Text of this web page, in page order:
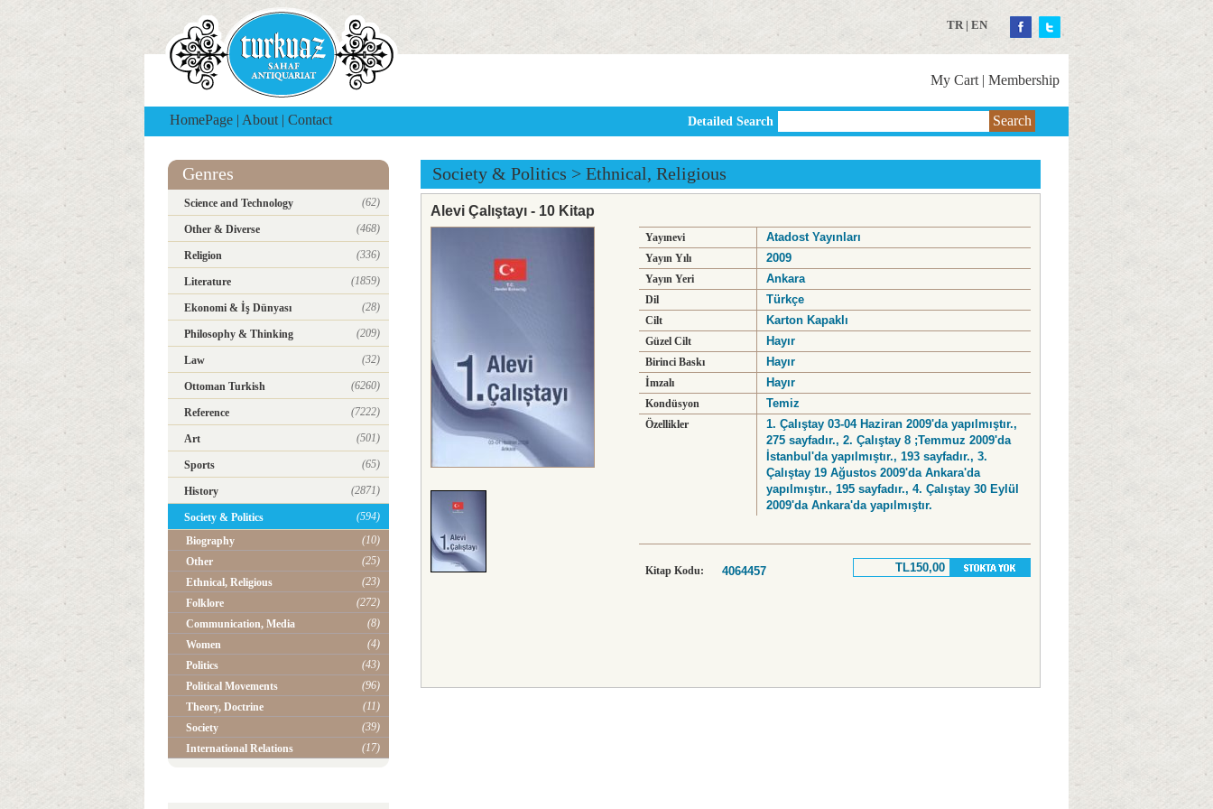
TR| EN
My Cart | Membership
HomePage | About | Contact Detailed Search Search
Genres
Science and Technology (62)
Other & Diverse (468)
Religion (336)
Literature (1859)
Ekonomi & İş Dünyası (28)
Philosophy & Thinking (209)
Law (32)
Ottoman Turkish (6260)
Reference (7222)
Art (501)
Sports (65)
History (2871)
Society & Politics
(594)
Biography
(10)
Other
(25)
Ethnical, Religious
(23)
Folklore
(272)
Communication, Media
(8)
Women
(4)
Politics
(43)
Political Movements
(96)
Theory, Doctrine
(11)
Society
(39)
International Relations
(17)
Society & Politics > Ethnical, Religious
Alevi Çalıştayı - 10 Kitap
Yayınevi Atadost Yayınları
Yayın Yılı 2009
Yayın Yeri Ankara
Dil Türkçe
Cilt Karton Kapaklı
Güzel Cilt Hayır
Birinci Baskı Hayır
İmzalı Hayır
Kondüsyon Temiz
Özellikler
1. Çalıştay 03-04 Haziran 2009'da yapılmıştır.,
275 sayfadır., 2. Çalıştay 8 ;Temmuz 2009'da
İstanbul'da yapılmıştır., 193 sayfadır., 3.
Çalıştay 19 Ağustos 2009'da Ankara'da
yapılmıştır., 195 sayfadır., 4. Çalıştay 30 Eylül
2009'da Ankara'da yapılmıştır.
Kitap Kodu: 4064457 TL150,00